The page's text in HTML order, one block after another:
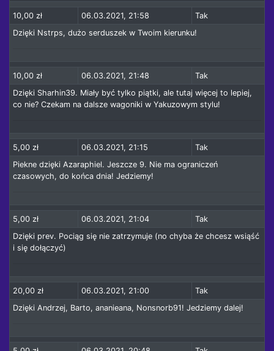
10,00 zł 06.03.2021, 21:58
Tak
Dzięki Nstrps, dużo serduszek w Twoim kierunku!
10,00 zł 06.03.2021, 21:48
Tak
Dzięki Sharhin39. Miały być tylko piątki, ale tutaj więcej to lepiej,
co nie? Czekam na dalsze wagoniki w Yakuzowym stylu!
5,00 zł 06.03.2021, 21:15
Tak
Piekne dzięki Azaraphiel. Jeszcze 9. Nie ma ograniczeń
czasowych, do końca dnia! Jedziemy!
5,00 zł 06.03.2021, 21:04
Tak
Dzięki prev. Pociąg się nie zatrzymuje (no chyba że chcesz wsiąść
i się dołączyć)
20,00 zł 06.03.2021, 21:00
Tak
Dzięki Andrzej, Barto, ananieana, Nonsnorb91! Jedziemy dalej!